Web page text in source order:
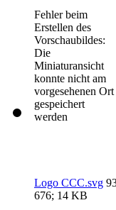
Fehler beim
Erstellen des
Vorschaubildes:
Die
Miniaturansicht
konnte nicht am
vorgesehenen Ort
gespeichert
werden
Logo CCC.svg
676; 14 KB